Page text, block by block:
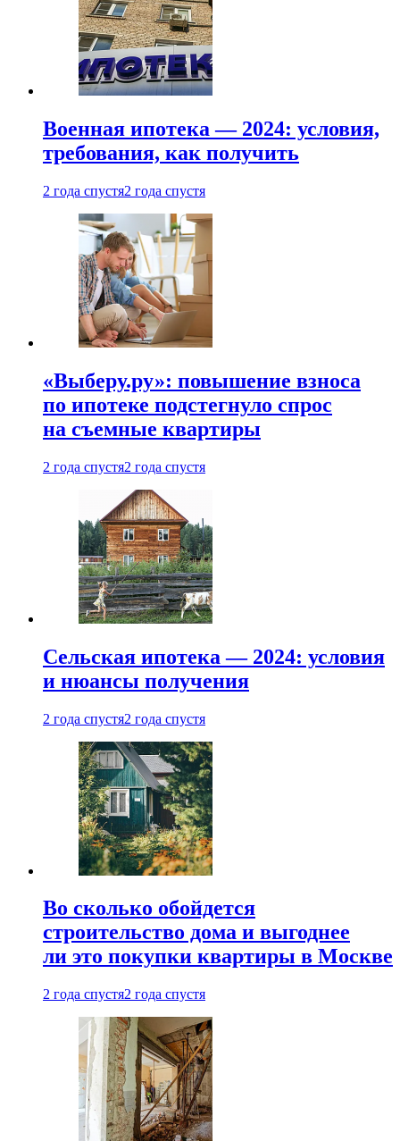
Военная ипотека — 2024: условия,
требования, как получить
2 года спустя2 года спустя
«Выберу.ру»: повышение взноса
по ипотеке подстегнуло спрос
на съемные квартиры
2 года спустя2 года спустя
Сельская ипотека — 2024: условия
и нюансы получения
2 года спустя2 года спустя
Во сколько обойдется
строительство дома и выгоднее
ли это покупки квартиры в Москве
2 года спустя2 года спустя